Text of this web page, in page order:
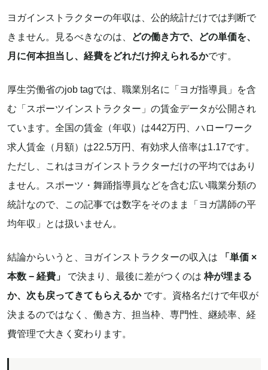
ヨガインストラクターの年収は、公的統計だけでは判断で
きません。見るべきなのは、
どの働き方で、どの単価を、
月に何本担当し、経費をどれだけ抑えられるかです。
厚生労働省のjob tagでは、職業別名に「ヨガ指導員」を含
む「スポーツインストラクター」の賃金データが公開され
ています。全国の賃金（年収）は442万円、ハローワーク
求人賃金（月額）は22.5万円、有効求人倍率は1.17です。
ただし、これはヨガインストラクターだけの平均ではあり
ません。スポーツ・舞踊指導員などを含む広い職業分類の
統計なので、この記事では数字をそのまま「ヨガ講師の平
均年収」とは扱いません。
結論からいうと、ヨガインストラクターの収入は
「単価 ×
本数 − 経費」
で決まり、最後に差がつくのは 枠が埋まる
か、次も戻ってきてもらえるかです。資格名だけで年収が
決まるのではなく、働き方、担当枠、専門性、継続率、経
費管理で大きく変わります。